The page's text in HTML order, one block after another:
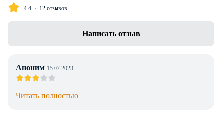
особенностям установки, подключения и эксплуатации
предоставляем в полном объеме без дополнительной
оплаты. Доставка в г. Алматы любой транспортной
компанией, инженерное сопровождение проекта.
4.4 12 отзывов
Написать отзыв
Аноним 15.07.2023
Читать полностью